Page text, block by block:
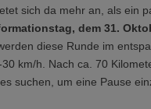
sich da mehr an, als ein
dem 31.
diese Runde im
km/h. Nach ca. 70
suchen, um eine Pause